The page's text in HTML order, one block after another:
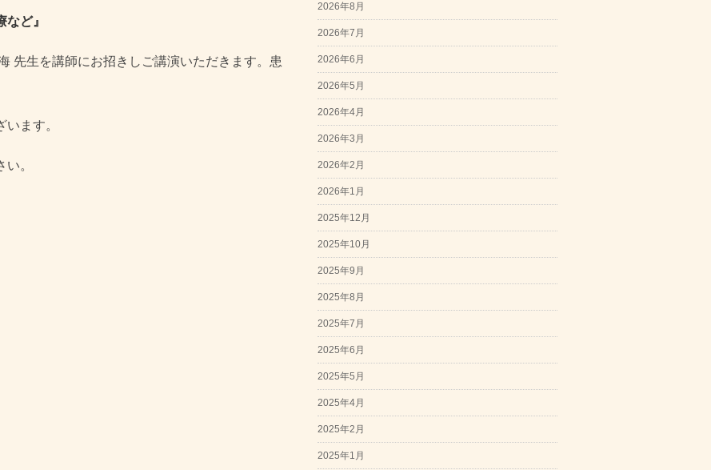
ど』
先生を講師にお招きしご講演いただきます。患
ます。
。
2026年8月
2026年7月
2026年6月
2026年5月
2026年4月
2026年3月
2026年2月
2026年1月
2025年12月
2025年10月
2025年9月
2025年8月
2025年7月
2025年6月
2025年5月
2025年4月
2025年2月
2025年1月